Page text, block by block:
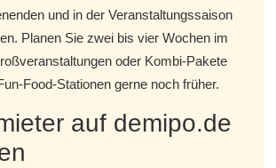
und in der Veranstaltungssaison
Planen Sie zwei bis vier Wochen im
oder Kombi-Pakete
Food-Stationen gerne noch früher.
auf demipo.de